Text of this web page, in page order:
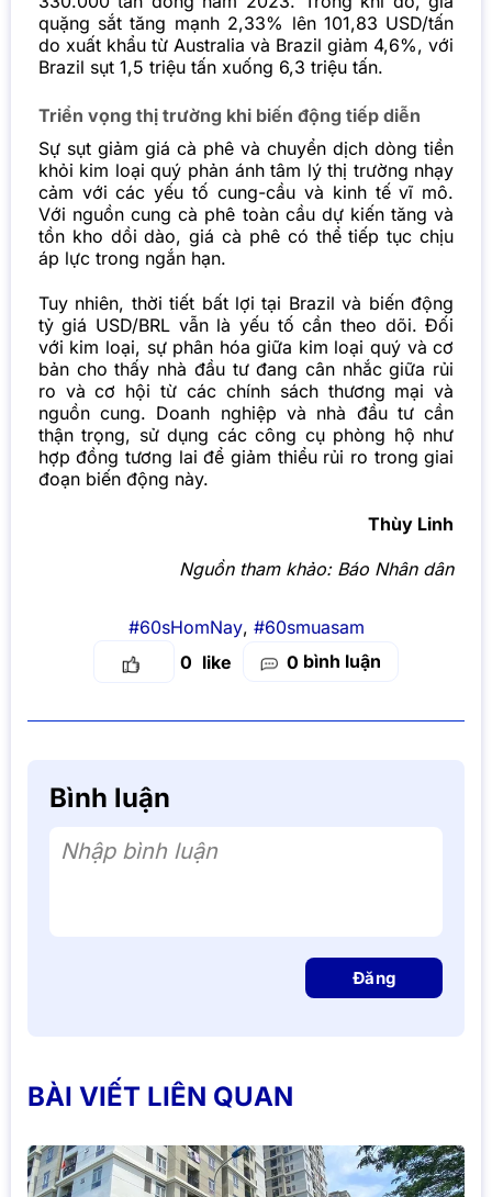
quặng sắt tăng mạnh 2,33% lên 101,83 USD/tấn
do xuất khẩu từ Australia và Brazil giảm 4,6%, với
Brazil sụt 1,5 triệu tấn xuống 6,3 triệu tấn.
Triển vọng thị trường khi biến động tiếp diễn
Sự sụt giảm giá cà phê và chuyển dịch dòng tiền
khỏi kim loại quý phản ánh tâm lý thị trường nhạy
cảm với các yếu tố cung-cầu và kinh tế vĩ mô.
Với nguồn cung cà phê toàn cầu dự kiến tăng và
tồn kho dồi dào, giá cà phê có thể tiếp tục chịu
áp lực trong ngắn hạn.
Tuy nhiên, thời tiết bất lợi tại Brazil và biến động
tỷ giá USD/BRL vẫn là yếu tố cần theo dõi. Đối
với kim loại, sự phân hóa giữa kim loại quý và cơ
bản cho thấy nhà đầu tư đang cân nhắc giữa rủi
ro và cơ hội từ các chính sách thương mại và
nguồn cung. Doanh nghiệp và nhà đầu tư cần
thận trọng, sử dụng các công cụ phòng hộ như
hợp đồng tương lai để giảm thiểu rủi ro trong giai
đoạn biến động này.
Thùy Linh
Nguồn tham khảo: Báo Nhân dân
#60sHomNay, #60smuasam
0
0 bình luận
Bình luận
Nhập bình luận
Đăng
BÀI VIẾT LIÊN QUAN